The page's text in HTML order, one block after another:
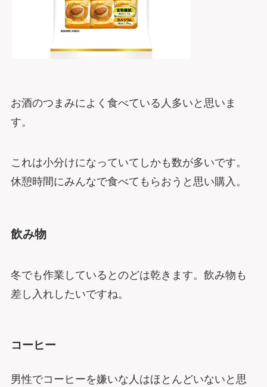
お酒のつまみによく食べている人多いと思いま
す。
これは小分けになっていてしかも数が多いです。
休憩時間にみんなで食べてもらおうと思い購入。
飲み物
冬でも作業しているとのどは乾きます。飲み物も
差し入れしたいですね。
コーヒー
男性でコーヒーを嫌いな人はほとんどいないと思